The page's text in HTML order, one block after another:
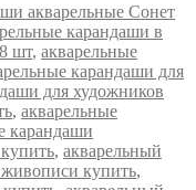
акварельные Сонет
карандаши в
шт, акварельные
карандаши для
для художников
, акварельные
карандаши
, акварельный
купить,